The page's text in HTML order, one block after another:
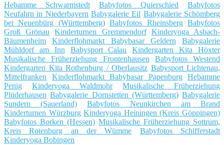
Hebamme Schwarmstedt Babyfotos Quierschied
Babyfotos
Neufahrn in Niederbayern Babygalerie Eil Babygalerie Schömberg
bei Neuenbürg (Württemberg) Babyfotos Rheinsberg Babyfotos
Groß Grönau
Kinderturnen Gremmendorf
Kinderyoga Asbach-
Bäumenheim
Kinderflohmarkt Babybasar Geldern
Babygalerie
Mühldorf am Inn
Babysport Calau
Kindergarten Kita Höxter
Musikalische Früherziehung Frontenhausen
Babyfotos Westend
Kindergarten Kita Rothenburg / Oberlausitz Babysport Lichtenau,
Mittelfranken
Kinderflohmarkt Babybasar Papenburg
Hebamme
Penig
Kinderyoga Waldmohr
Musikalische Früherziehung
Plüderhausen Babygalerie Dornstetten (Württemberg) Babygalerie
Sundern (Sauerland)
Babyfotos Neunkirchen am Brand
Kinderturnen Würzburg Kinderyoga Heiningen (Kreis Göppingen)
Babyfotos Borken (Hessen) Musikalische Früherziehung Sottrum,
Kreis Rotenburg an der Wümme
Babyfotos Schifferstadt
Kinderyoga Bobingen